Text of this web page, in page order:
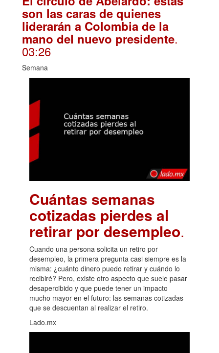
son las caras de quienes
liderarán a Colombia de la
mano del nuevo presidente.
03:26
Semana
Cuántas semanas
cotizadas pierdes al
retirar por desempleo.
Cuando una persona solicita un retiro por
desempleo, la primera pregunta casi siempre es la
misma: ¿cuánto dinero puedo retirar y cuándo lo
recibiré? Pero, existe otro aspecto que suele pasar
desapercibido y que puede tener un impacto
mucho mayor en el futuro: las semanas cotizadas
que se descuentan al realizar el retiro.
Lado.mx